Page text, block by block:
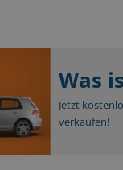
Was
Jetzt
verkaufen!